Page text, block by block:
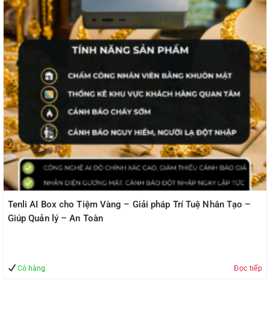
Tenli AI Box cho Tiệm Vàng – Giải pháp Trí Tuệ Nhân Tạo –
Giúp Quản lý – An Toàn
Có hàng Đọc tiếp